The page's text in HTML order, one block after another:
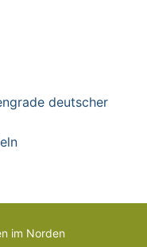
deutscher
ln
im Norden